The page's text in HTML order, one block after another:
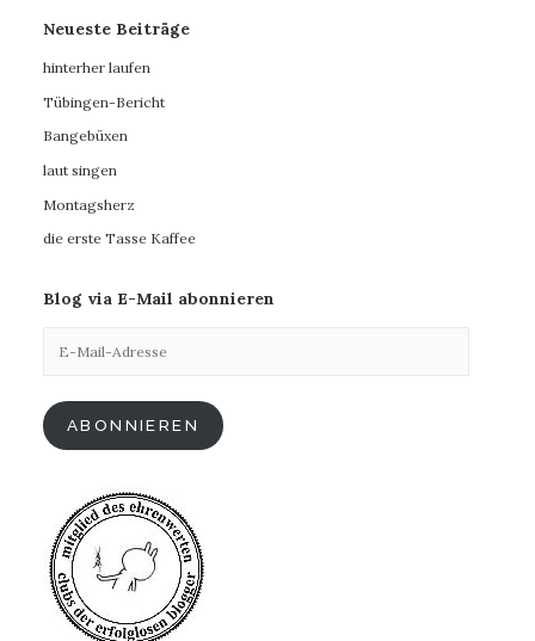
Neueste Beiträge
hinterher laufen
Tübingen-Bericht
Bangebüxen
laut singen
Montagsherz
die erste Tasse Kaffee
Blog via E-Mail abonnieren
Mail-
ABONNIEREN